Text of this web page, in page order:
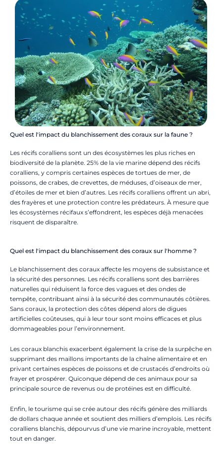
Quel est l'impact du blanchissement des coraux sur la faune ?
Les récifs coralliens sont un des écosystèmes les plus riches en
biodiversité de la planète. 25% de la vie marine dépend des récifs
coralliens, y compris certaines espèces de tortues de mer, de
poissons, de crabes, de crevettes, de méduses, d’oiseaux de mer,
d’étoiles de mer et bien d’autres. Les récifs coralliens offrent un abri,
des frayères et une protection contre les prédateurs. À mesure que
les écosystèmes récifaux s’effondrent, les espèces déjà menacées
risquent de disparaître.
Quel est l'impact du blanchissement des coraux sur l'homme ?
Le blanchissement des coraux affecte les moyens de subsistance et
la sécurité des personnes. Les récifs coralliens sont des barrières
naturelles qui réduisent la force des vagues et des ondes de
tempête, contribuant ainsi à la sécurité des communautés côtières.
Sans coraux, la protection des côtes dépend alors de digues
artificielles coûteuses, qui à leur tour sont moins efficaces et plus
dommageables pour l’environnement.
Les coraux blanchis exacerbent également la crise de la surpêche en
supprimant des maillons importants de la chaîne alimentaire et en
privant certaines espèces de poissons et de crustacés d’endroits où
frayer et prospérer. Quiconque dépend de ces animaux pour sa
principale source de revenus ou de protéines est en difficulté.
Enfin, le tourisme qui se crée autour des récifs génère des milliards
de dollars chaque année et soutient des milliers d’emplois. Les récifs
coralliens blanchis, dépourvus d’une vie marine incroyable, mettent
tout en danger.